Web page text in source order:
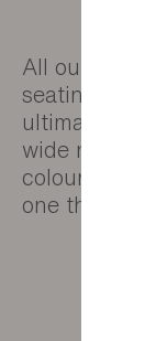
All our
seating and
ultimate in
wide range
colours to
one that